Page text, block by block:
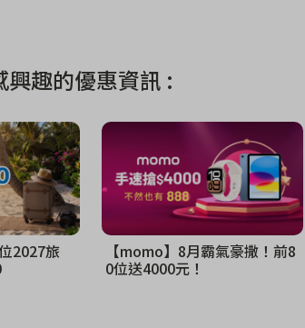
趣的優惠資訊 :
2027旅 【momo】8月霸氣豪撒！前8
0位送4000元！